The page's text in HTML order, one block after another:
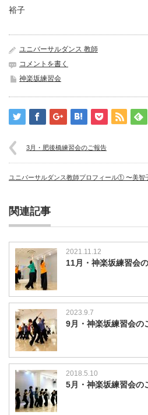
裕子
ユニバーサルダンス 教師
コメントを書く
神楽坂練習会
3月・肥後橋練習会のご報告
ユニバーサルダンス教師プロフィール① 〜美智
関連記事
2021.11.12
11月・神楽坂練習会
2023.9.7
9月・神楽坂練習会の
2018.5.10
5月・神楽坂練習会の